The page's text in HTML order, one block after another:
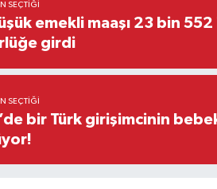
SEÇTIĞI
emekli maaşı 23 bin
girdi
SEÇTIĞI
bir Türk girişimcinin